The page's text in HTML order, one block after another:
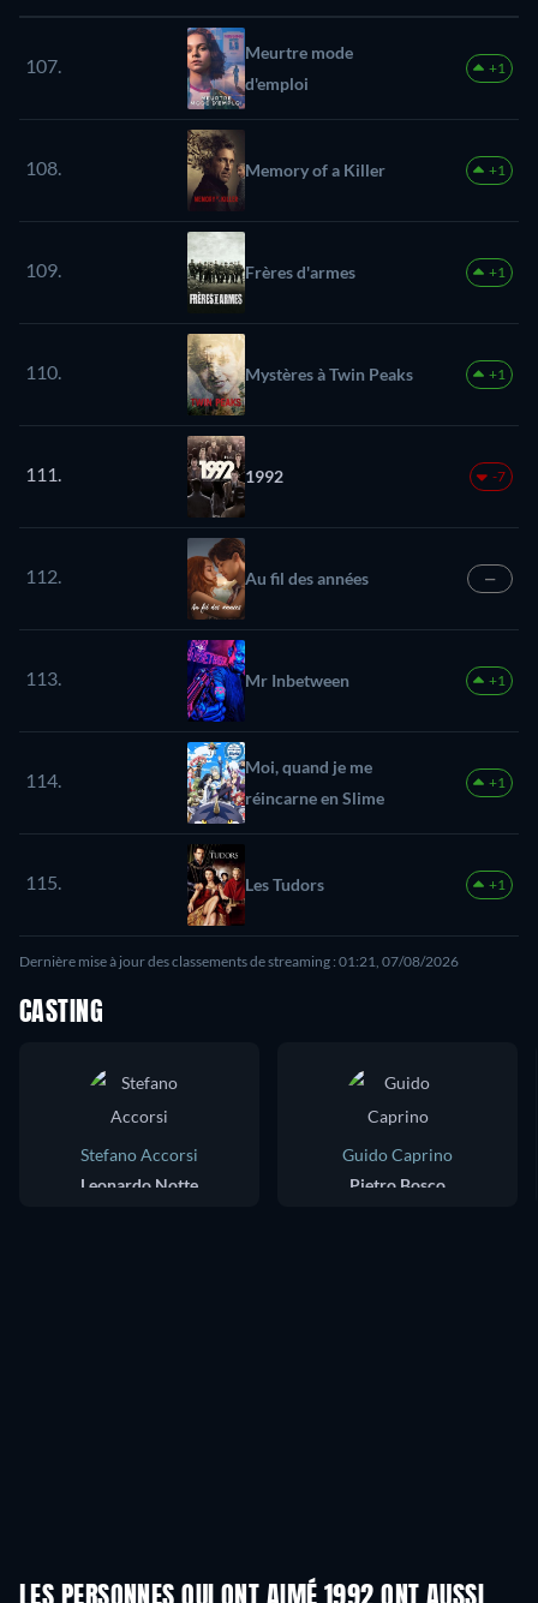
107.
Meurtre mode
d'emploi
+1
108. Memory of a Killer +1
109. Frères d'armes +1
110. Mystères à Twin Peaks +1
111. 1992 -7
112. Au fil des années —
113. Mr Inbetween +1
114.
Moi, quand je me
réincarne en Slime
+1
115. Les Tudors +1
Dernière mise à jour des classements de streaming : 01:21, 07/08/2026
CASTING
Stefano Accorsi
Leonardo Notte
Guido Caprino
Pietro Bosco